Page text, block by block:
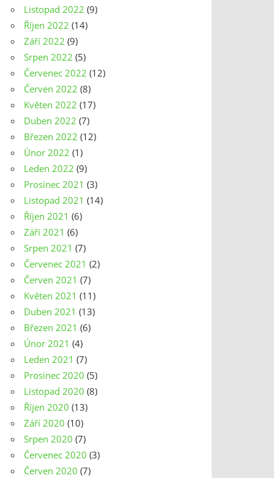
Listopad 2022 (9)
Říjen 2022 (14)
Září 2022 (9)
Srpen 2022 (5)
Červenec 2022 (12)
Červen 2022 (8)
Květen 2022 (17)
Duben 2022 (7)
Březen 2022 (12)
Únor 2022 (1)
Leden 2022 (9)
Prosinec 2021 (3)
Listopad 2021 (14)
Říjen 2021 (6)
Září 2021 (6)
Srpen 2021 (7)
Červenec 2021 (2)
Červen 2021 (7)
Květen 2021 (11)
Duben 2021 (13)
Březen 2021 (6)
Únor 2021 (4)
Leden 2021 (7)
Prosinec 2020 (5)
Listopad 2020 (8)
Říjen 2020 (13)
Září 2020 (10)
Srpen 2020 (7)
Červenec 2020 (3)
Červen 2020 (7)